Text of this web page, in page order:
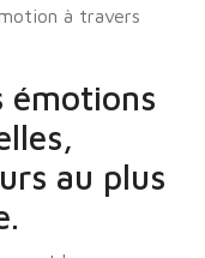
à travers
émotions
au plus